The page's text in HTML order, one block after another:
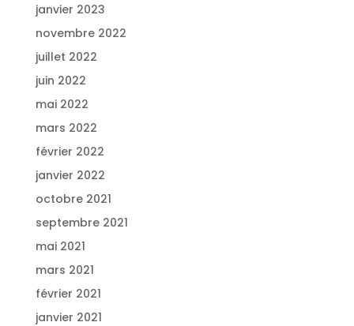
janvier 2023
novembre 2022
juillet 2022
juin 2022
mai 2022
mars 2022
février 2022
janvier 2022
octobre 2021
septembre 2021
mai 2021
mars 2021
février 2021
janvier 2021